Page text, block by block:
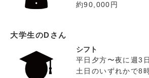
約90,000円
大学生のDさん
シフト
平日夕方〜夜に週3
土日のいずれかで8